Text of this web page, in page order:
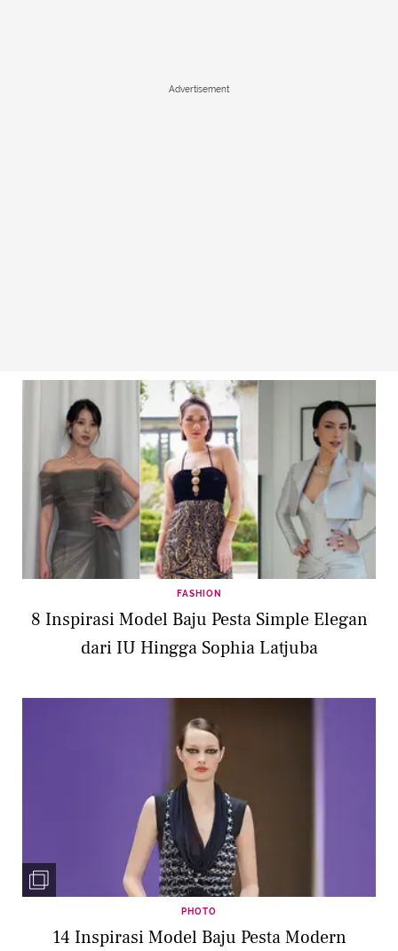
Advertisement
FASHION
8 Inspirasi Model Baju Pesta Simple Elegan
dari IU Hingga Sophia Latjuba
PHOTO
14 Inspirasi Model Baju Pesta Modern